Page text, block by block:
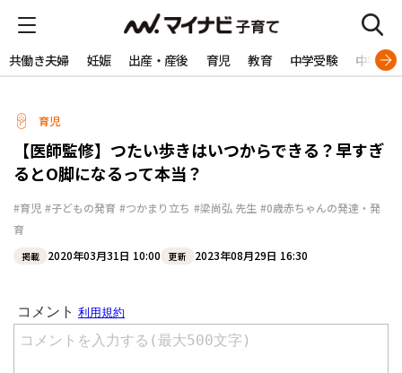
共働き夫婦 妊娠 出産・産後 育児 教育 中学受験 中学生
育児
【医師監修】つたい歩きはいつからできる？早すぎ
るとO脚になるって本当？
#育児 #子どもの発育 #つかまり立ち #梁尚弘 先生 #0歳赤ちゃんの発達・発
育
掲載 2020年03月31日 10:00 更新 2023年08月29日 16:30